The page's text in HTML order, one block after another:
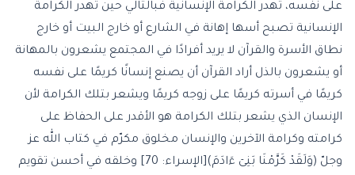
على نفسه، تهدر الكرامة الإنسانية فبالتالي حين تهدر الكرامة
الإنسانية تصبح أسها إهانة في الشارع أو خارج البيت أو خارج
نطاق الأسرة والقرآن لا يريد أفرادًا في المجتمع يشعرون بالمهانة
أو يشعرون بالذل أراد القرآن أن يصنع إنسانًا كريمًا على نفسه
كريمًا في أسرته كريمًا على زوجه كريمًا ويشعر بتلك الكرامة لأن
الإنسان الذي يشعر بتلك الكرامة هو الأقدر على الحفاظ على
كرامته وكرامة الآخرين والإنسان مخلوق مكرّم في كتاب الله عز
وجلّ (وَلَقَدْ كَرَّمْنَا بَنِىٓ ءَادَمَ)[الإسراء: 70] وخلقه في أحسن تقويم